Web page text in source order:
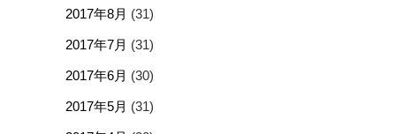
2017年8月 (31)
2017年7月 (31)
2017年6月 (30)
2017年5月 (31)